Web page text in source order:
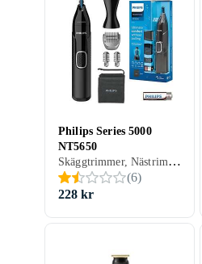
Philips Series 5000
NT5650
Skäggtrimmer, Nästrimmer & örontrimmer, Hårklippare, Ögonbrynstrimmer, Batteridrift, För våt och torr användning, Vattentålig, Vattentät, Oljefri underhåll
(6)
228 kr